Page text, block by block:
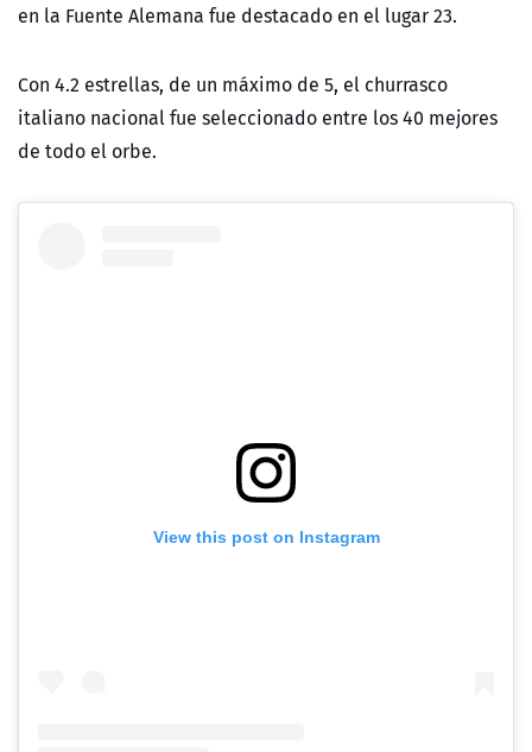
en la Fuente Alemana fue destacado en el lugar 23.
Con 4.2 estrellas, de un máximo de 5, el churrasco
italiano nacional fue seleccionado entre los 40 mejores
de todo el orbe.
View this post on Instagram